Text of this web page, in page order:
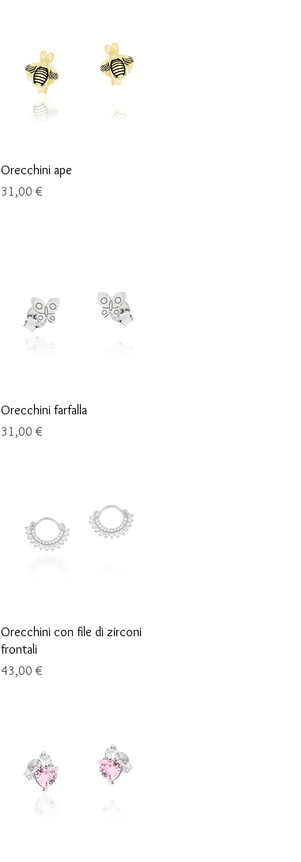
Schnellansicht
Orecchini ape
Preis
31,00 €
Schnellansicht
Orecchini farfalla
Preis
31,00 €
Schnellansicht
Orecchini con file di zirconi
frontali
Preis
43,00 €